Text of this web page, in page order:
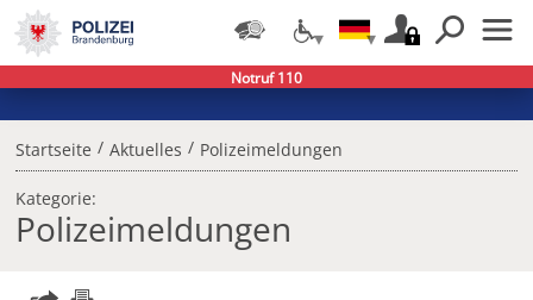
Startseite / Aktuelles / Polizeimeldungen
Kategorie:
Polizeimeldungen
Notruf 110